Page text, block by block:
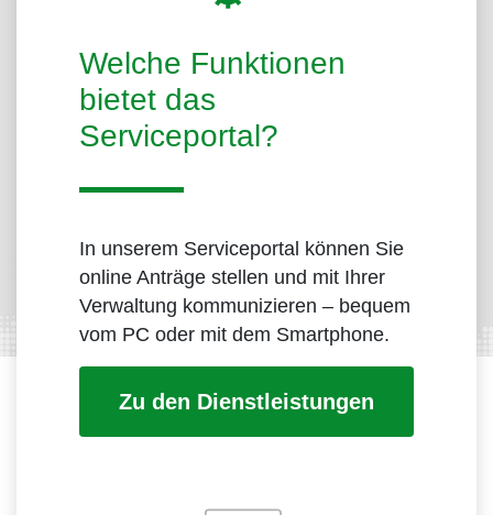
Welche Funktionen
bietet das
Serviceportal?
In unserem Serviceportal können Sie
online Anträge stellen und mit Ihrer
Verwaltung kommunizieren – bequem
vom PC oder mit dem Smartphone.
Zu den Dienstleistungen